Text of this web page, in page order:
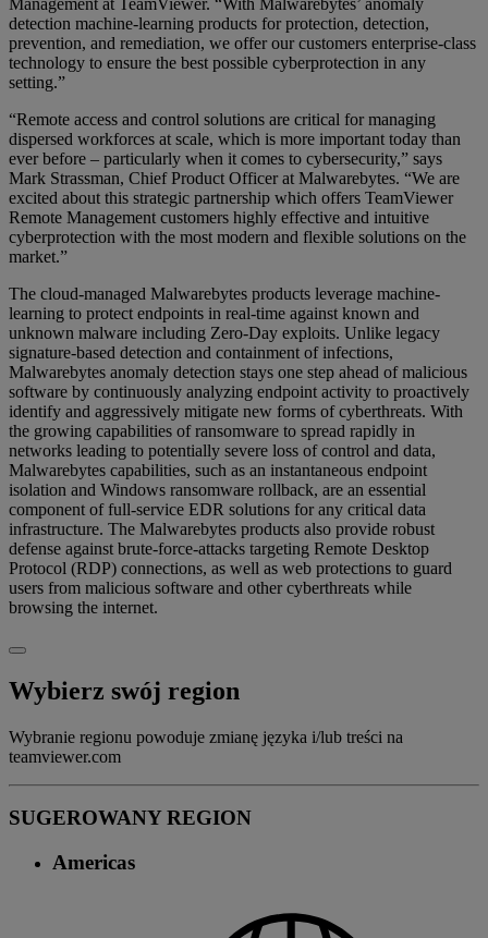
detection machine-learning products for protection, detection,
prevention, and remediation, we offer our customers enterprise-class
technology to ensure the best possible cyberprotection in any
setting.”
“Remote access and control solutions are critical for managing
dispersed workforces at scale, which is more important today than
ever before – particularly when it comes to cybersecurity,” says
Mark Strassman, Chief Product Officer at Malwarebytes. “We are
excited about this strategic partnership which offers TeamViewer
Remote Management customers highly effective and intuitive
cyberprotection with the most modern and flexible solutions on the
market.”
The cloud-managed Malwarebytes products leverage machine-
learning to protect endpoints in real-time against known and
unknown malware including Zero-Day exploits. Unlike legacy
signature-based detection and containment of infections,
Malwarebytes anomaly detection stays one step ahead of malicious
software by continuously analyzing endpoint activity to proactively
identify and aggressively mitigate new forms of cyberthreats. With
the growing capabilities of ransomware to spread rapidly in
networks leading to potentially severe loss of control and data,
Malwarebytes capabilities, such as an instantaneous endpoint
isolation and Windows ransomware rollback, are an essential
component of full-service EDR solutions for any critical data
infrastructure. The Malwarebytes products also provide robust
defense against brute-force-attacks targeting Remote Desktop
Protocol (RDP) connections, as well as web protections to guard
users from malicious software and other cyberthreats while
browsing the internet.
Wybierz swój region
Wybranie regionu powoduje zmianę języka i/lub treści na
teamviewer.com
SUGEROWANY REGION
Americas